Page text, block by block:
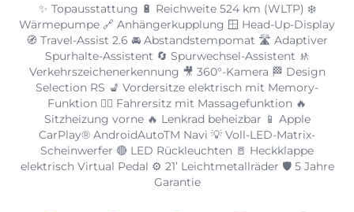
✨ Topausstattung 🔋 Reichweite 524 km (WLTP) ❄️
Wärmepumpe 🔗 Anhängerkupplung 🪟 Head-Up-Display
🧭 Travel-Assist 2.6 🚘 Abstandstempomat 🛣️ Adaptiver
Spurhalte-Assistent 🔄 Spurwechsel-Assistent 🚸
Verkehrszeichenerkennung 🎥 360°-Kamera 🏁 Design
Selection RS 💺 Vordersitze elektrisch mit Memory-
Funktion 💆‍♂️ Fahrersitz mit Massagefunktion 🔥
Sitzheizung vorne 🔥 Lenkrad beheizbar 📱 Apple
CarPlay® AndroidAutoTM Navi 💡 Voll-LED-Matrix-
Scheinwerfer 🔴 LED Rückleuchten 🚪 Heckklappe
elektrisch Virtual Pedal ⚙️ 21’ Leichtmetallräder 🛡️ 5 Jahre
Garantie